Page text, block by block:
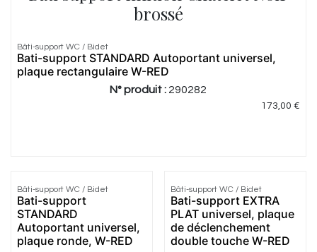
brossé
Meilleur
prix
Bâti-support WC / Bidet
Bati-support STANDARD Autoportant universel,
plaque rectangulaire W-RED
N° produit : 290282
173,00 €
Meilleur
prix
Bâti-support WC / Bidet
Bati-support
STANDARD
Autoportant universel,
plaque ronde, W-RED
Meilleur
prix
Bâti-support WC / Bidet
Bati-support EXTRA
PLAT universel, plaque
de déclenchement
double touche W-RED